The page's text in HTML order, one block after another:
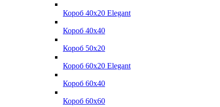
Короб 40x20 Elegant
Короб 40x40
Короб 50x20
Короб 60x20 Elegant
Короб 60x40
Короб 60x60